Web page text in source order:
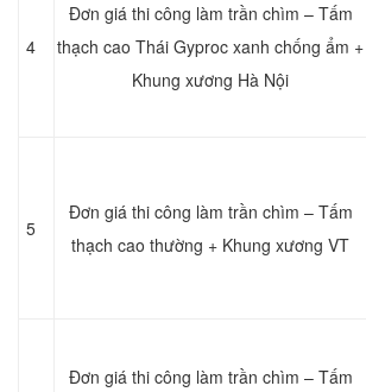
4
Đơn giá thi công làm trần chìm – Tấm
thạch cao Thái Gyproc xanh chống ẩm +
Khung xương Hà Nội
5
Đơn giá thi công làm trần chìm – Tấm
thạch cao thường + Khung xương VT
Đơn giá thi công làm trần chìm – Tấm